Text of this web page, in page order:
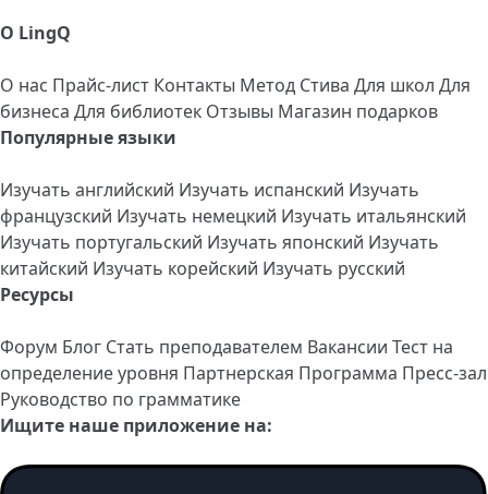
О LingQ
О нас Прайс-лист Контакты Метод Стива Для школ Для
бизнеса Для библиотек Отзывы Магазин подарков
Популярные языки
Изучать английский Изучать испанский Изучать
французский Изучать немецкий Изучать итальянский
Изучать португальский Изучать японский Изучать
китайский Изучать корейский Изучать русский
Ресурсы
Форум Блог Стать преподавателем Вакансии Тест на
определение уровня Партнерская Программа Пресс-зал
Руководство по грамматике
Ищите наше приложение на: